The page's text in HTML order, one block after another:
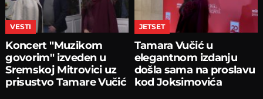
VESTI
Koncert ''Muzikom
govorim'' izveden u
Sremskoj Mitrovici uz
prisustvo Tamare Vučić
JETSET
Tamara Vučić u
elegantnom izdanju
došla sama na proslavu
kod Joksimovića